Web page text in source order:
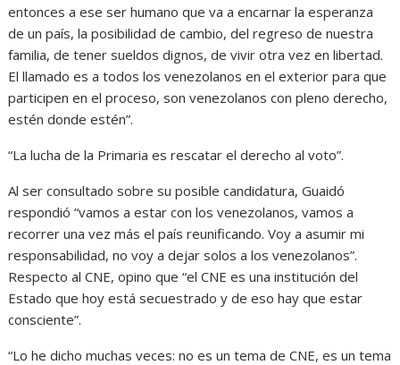
entonces a ese ser humano que va a encarnar la esperanza
de un país, la posibilidad de cambio, del regreso de nuestra
familia, de tener sueldos dignos, de vivir otra vez en libertad.
El llamado es a todos los venezolanos en el exterior para que
participen en el proceso, son venezolanos con pleno derecho,
estén donde estén”.
“La lucha de la Primaria es rescatar el derecho al voto”.
Al ser consultado sobre su posible candidatura, Guaidó
respondió “vamos a estar con los venezolanos, vamos a
recorrer una vez más el país reunificando. Voy a asumir mi
responsabilidad, no voy a dejar solos a los venezolanos”.
Respecto al CNE, opino que “el CNE es una institución del
Estado que hoy está secuestrado y de eso hay que estar
consciente”.
“Lo he dicho muchas veces: no es un tema de CNE, es un tema